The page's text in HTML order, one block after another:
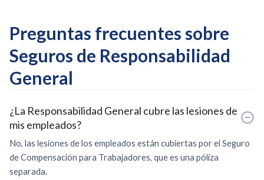
Preguntas frecuentes sobre
Seguros de Responsabilidad
General
¿La Responsabilidad General cubre las lesiones de
mis empleados?
No, las lesiones de los empleados están cubiertas por el Seguro
de Compensación para Trabajadores, que es una póliza
separada.